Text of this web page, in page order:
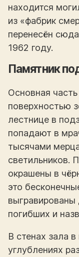
находится
из «фабрик
перенесён
1962 году.
Памятник
Основная
поверхностью
лестнице в
попадают в
тысячами
светильников.
окрашены в
это
погибших и
В стенах зала
углублениях